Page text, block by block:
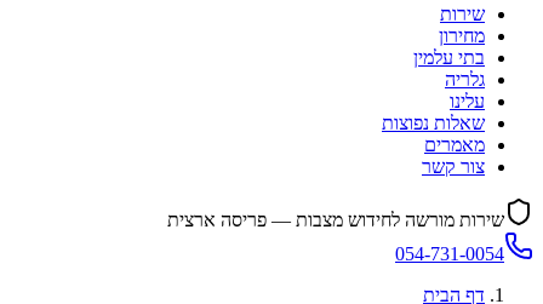
שירות
מחירון
בתי עלמין
גלריה
עלינו
שאלות נפוצות
מאמרים
צור קשר
שירות מורשה לחידוש מצבות — פריסה ארצית
054-731-0054
דף הבית